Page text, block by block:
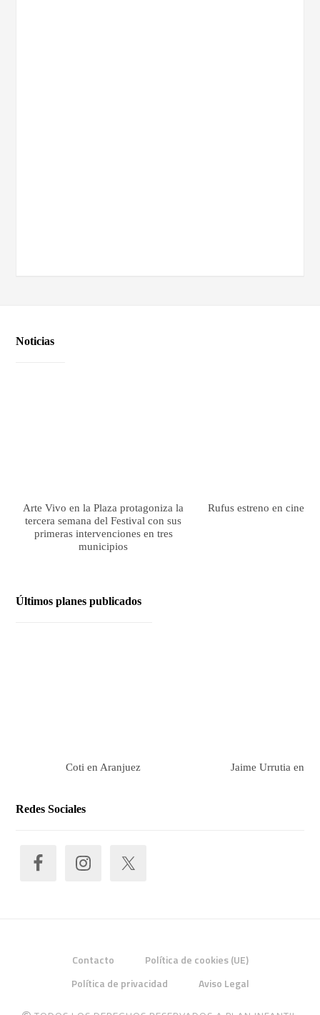
Noticias
Arte Vivo en la Plaza protagoniza la
tercera semana del Festival con sus
primeras intervenciones en tres
municipios
Rufus estreno en cines
Últimos planes publicados
Coti en Aranjuez Jaime Urrutia en
Redes Sociales
Contacto
Política de cookies (UE)
Política de privacidad
Aviso Legal